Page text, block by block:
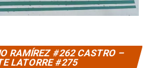
RAMÍREZ #262 CASTRO –
LATORRE #275